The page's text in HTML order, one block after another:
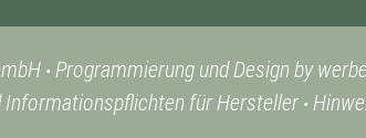
• Programmierung und Design by
Informationspflichten für Hersteller•